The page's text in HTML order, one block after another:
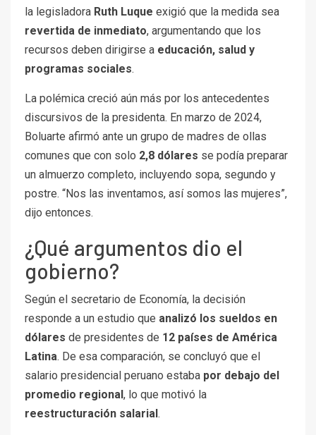
la legisladora Ruth Luque exigió que la medida sea
revertida de inmediato, argumentando que los
recursos deben dirigirse a educación, salud y
programas sociales.
La polémica creció aún más por los antecedentes
discursivos de la presidenta. En marzo de 2024,
Boluarte afirmó ante un grupo de madres de ollas
comunes que con solo 2,8 dólares se podía preparar
un almuerzo completo, incluyendo sopa, segundo y
postre. “Nos las inventamos, así somos las mujeres”,
dijo entonces.
¿Qué argumentos dio el
gobierno?
Según el secretario de Economía, la decisión
responde a un estudio que analizó los sueldos en
dólares de presidentes de 12 países de América
Latina. De esa comparación, se concluyó que el
salario presidencial peruano estaba por debajo del
promedio regional, lo que motivó la
reestructuración salarial.